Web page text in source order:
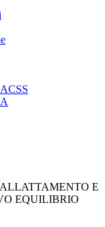
E
EQUILIBRIO